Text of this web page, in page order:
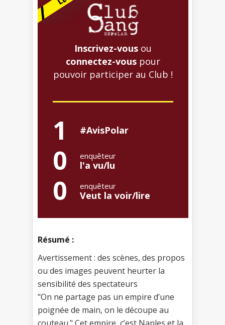
Inscrivez-vous ou
connectez-vous pour
pouvoir participer au Club !
1 #AvisPolar
0 enquêteur
l'a vu/lu
0 enquêteur
Veut la voir/lire
Résumé :
Avertissement : des scènes, des propos
ou des images peuvent heurter la
sensibilité des spectateurs
"On ne partage pas un empire d’une
poignée de main, on le découpe au